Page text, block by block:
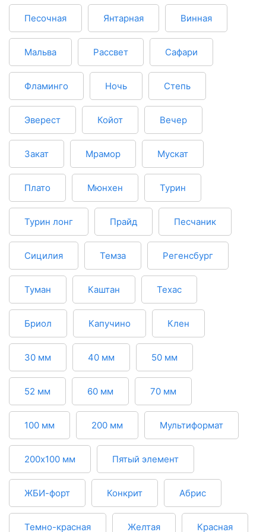
Песочная Янтарная Винная
Мальва Рассвет Сафари
Фламинго Ночь Степь
Эверест Койот Вечер
Закат Мрамор Мускат
Плато Мюнхен Турин
Турин лонг Прайд Песчаник
Сицилия Темза Регенсбург
Туман Каштан Техас
Бриол Капучино Клен
30 мм 40 мм 50 мм
52 мм 60 мм 70 мм
100 мм 200 мм Мультиформат
200х100 мм Пятый элемент
ЖБИ-форт Конкрит Абрис
Темно-красная Желтая Красная